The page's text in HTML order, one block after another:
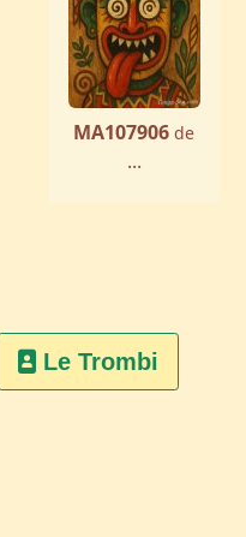
MA107906 de
...
Le Trombi